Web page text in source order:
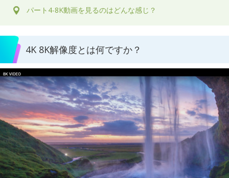
パート4-8K動画を見るのはどんな感じ？
4K 8K解像度とは何ですか？